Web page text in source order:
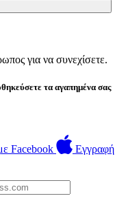
για να συνεχίσετε.
τα αγαπημένα σας
Facebook
Εγγραφή